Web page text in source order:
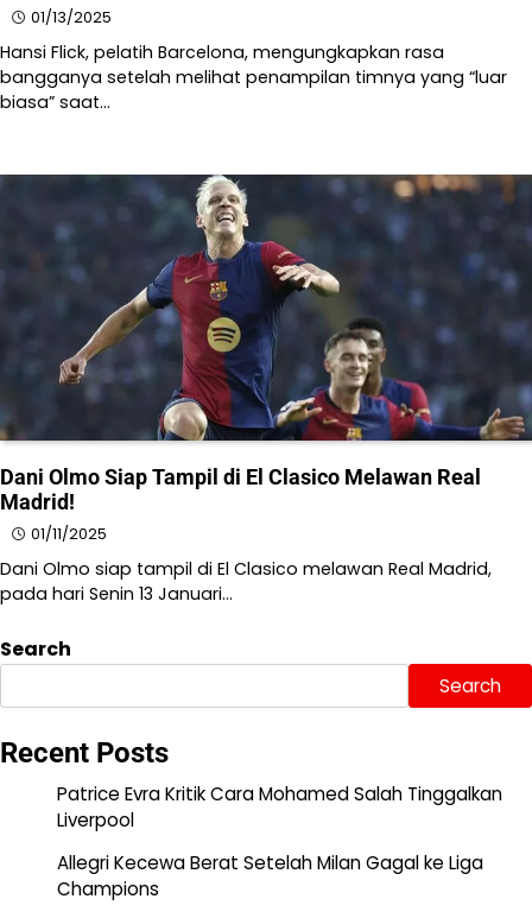
01/13/2025
​​Hansi Flick, pelatih Barcelona, mengungkapkan rasa
bangganya setelah melihat penampilan timnya yang “luar
biasa” saat…
Dani Olmo Siap Tampil di El Clasico Melawan Real
Madrid!
01/11/2025
​Dani Olmo siap tampil di El Clasico melawan Real Madrid,
pada hari Senin 13 Januari…
Search
Search
Recent Posts
Patrice Evra Kritik Cara Mohamed Salah Tinggalkan
Liverpool
Allegri Kecewa Berat Setelah Milan Gagal ke Liga
Champions